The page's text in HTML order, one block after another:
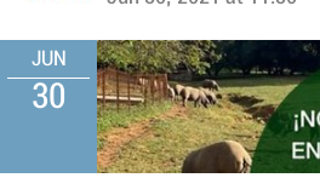
JUN
30